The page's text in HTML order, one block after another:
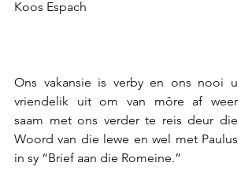
Koos Espach
Ons vakansie is verby en ons nooi u
vriendelik uit om van môre af weer
saam met ons verder te reis deur die
Woord van die lewe en wel met Paulus
in sy “Brief aan die Romeine.”